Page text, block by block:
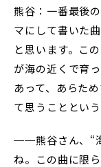
熊谷：一番最後
マにして書いた
と思います。こ
が海の近くで育
あって、あらた
て思うこととい
──熊谷さん、“
ね。この曲に限ら